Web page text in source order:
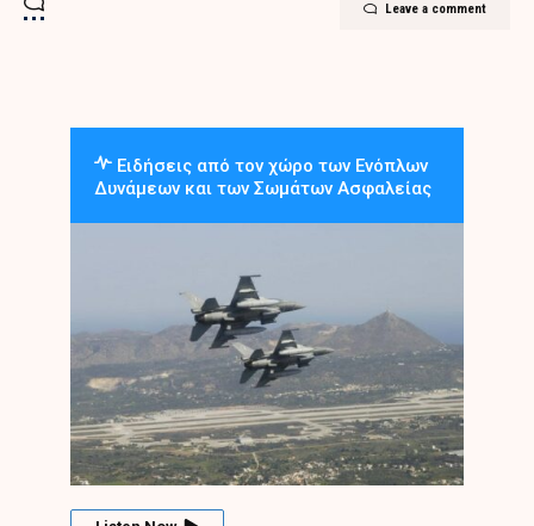
Leave a comment
Ειδήσεις από τον χώρο των Ενόπλων
Δυνάμεων και των Σωμάτων Ασφαλείας